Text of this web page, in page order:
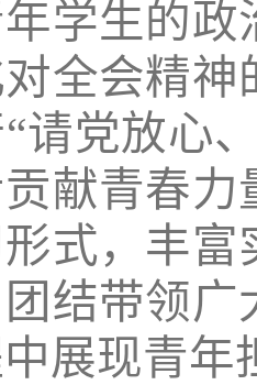
学生的
全会精
“请党放心
献青春力
式，丰
结带领
展现青年